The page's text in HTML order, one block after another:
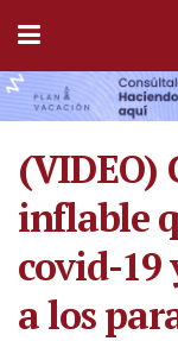
(VIDEO)
inflable
covid-19
a los